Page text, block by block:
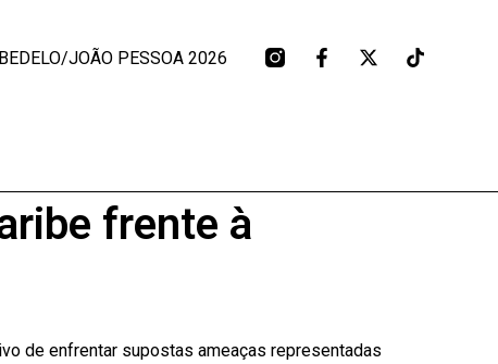
JOÃO PESSOA 2026
frente à
de enfrentar supostas ameaças representadas